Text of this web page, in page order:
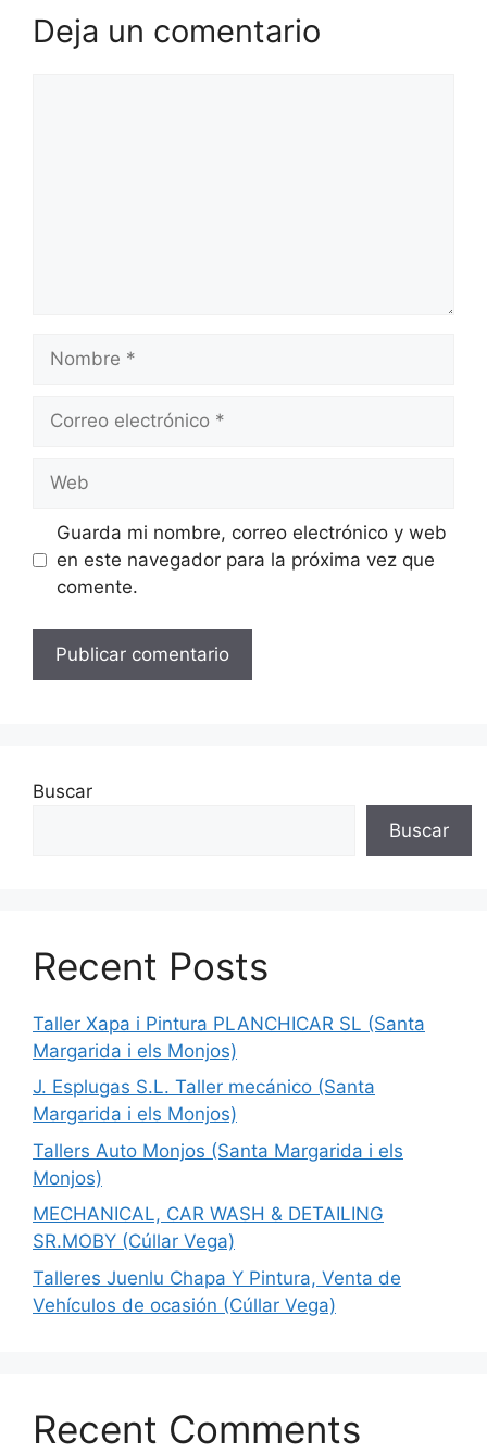
Deja un comentario
Nombre
Correo
Web
Guarda mi nombre, correo electrónico y web
en este navegador para la próxima vez que
comente.
Buscar
Buscar
Recent Posts
Taller Xapa i Pintura PLANCHICAR SL (Santa
Margarida i els Monjos)
J. Esplugas S.L. Taller mecánico (Santa
Margarida i els Monjos)
Tallers Auto Monjos (Santa Margarida i els
Monjos)
MECHANICAL, CAR WASH & DETAILING
SR.MOBY (Cúllar Vega)
Talleres Juenlu Chapa Y Pintura, Venta de
Vehículos de ocasión (Cúllar Vega)
Recent Comments